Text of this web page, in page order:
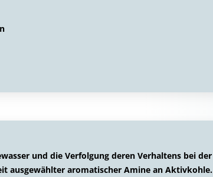
und die Verfolgung deren Verhaltens bei der
ausgewählter aromatischer Amine an Aktivkohle.